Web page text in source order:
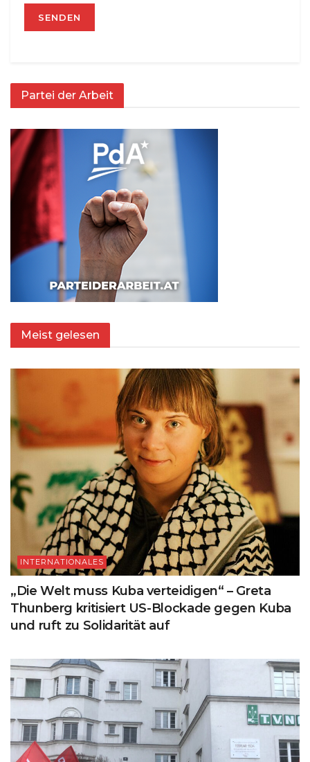
Partei der Arbeit
Meist gelesen
INTERNATIONALES
„Die Welt muss Kuba verteidigen“ – Greta
Thunberg kritisiert US-Blockade gegen Kuba
und ruft zu Solidarität auf